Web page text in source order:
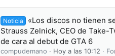
Noticia
«Los discos no tienen
Strauss Zelnick, CEO de
de cara al debut de GTA 6
compudemano Hoy a las 10:12